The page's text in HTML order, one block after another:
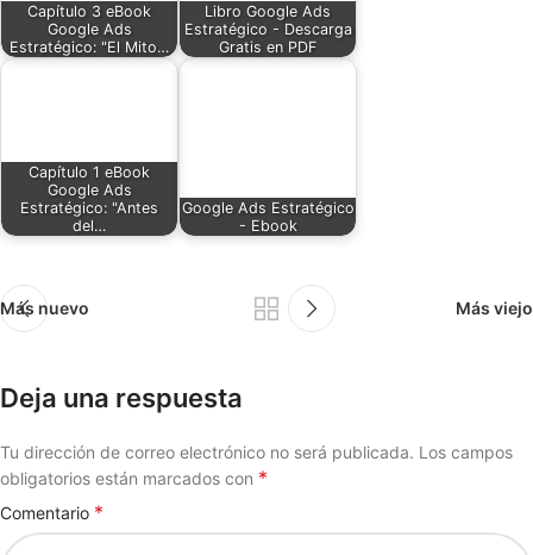
Capítulo 3 eBook
Google Ads
Estratégico: "El Mito…
Libro Google Ads
Estratégico - Descarga
Gratis en PDF
Capítulo 1 eBook
Google Ads
Estratégico: "Antes
del…
Google Ads Estratégico
- Ebook
Más nuevo Más viejo
Deja una respuesta
Tu dirección de correo electrónico no será publicada. Los campos
obligatorios están marcados con *
Comentario *